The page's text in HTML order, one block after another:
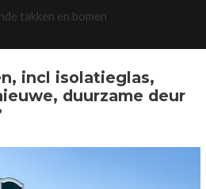
takken en bomen
incl isolatieglas,
duurzame deur